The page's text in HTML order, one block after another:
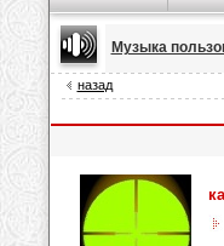
Музыка
назад